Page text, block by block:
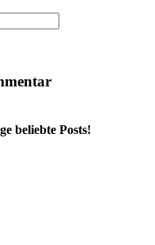
beliebte Posts!